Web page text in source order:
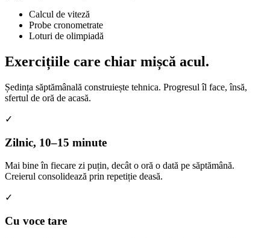
Calcul de viteză
Probe cronometrate
Loturi de olimpiadă
Exercițiile care chiar mișcă acul.
Ședința săptămânală construiește tehnica. Progresul îl face, însă,
sfertul de oră de acasă.
✓
Zilnic, 10–15 minute
Mai bine în fiecare zi puțin, decât o oră o dată pe săptămână.
Creierul consolidează prin repetiție deasă.
✓
Cu voce tare